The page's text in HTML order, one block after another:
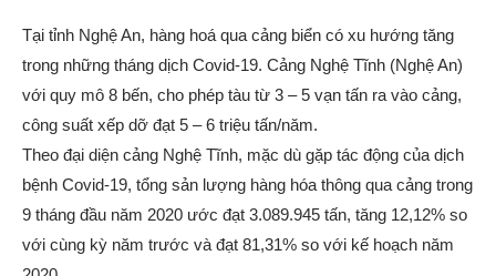
Tại tỉnh Nghệ An, hàng hoá qua cảng biển có xu hướng tăng
trong những tháng dịch Covid-19. Cảng Nghệ Tĩnh (Nghệ An)
với quy mô 8 bến, cho phép tàu từ 3 – 5 vạn tấn ra vào cảng,
công suất xếp dỡ đạt 5 – 6 triệu tấn/năm.
Theo đại diện cảng Nghệ Tĩnh, mặc dù gặp tác động của dịch
bệnh Covid-19, tổng sản lượng hàng hóa thông qua cảng trong
9 tháng đầu năm 2020 ước đạt 3.089.945 tấn, tăng 12,12% so
với cùng kỳ năm trước và đạt 81,31% so với kế hoạch năm